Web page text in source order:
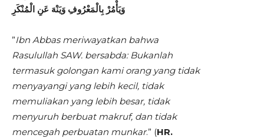
وَيَأْمُرْ بِالْمَعْرُوفِ وَيَنْهَ عَنِ الْمُنْكَرِ
”Ibn Abbas meriwayatkan bahwa
Rasulullah SAW. bersabda: Bukanlah
termasuk golongan kami orang yang tidak
menyayangi yang lebih kecil, tidak
memuliakan yang lebih besar, tidak
menyuruh berbuat makruf, dan tidak
mencegah perbuatan munkar.” (HR.